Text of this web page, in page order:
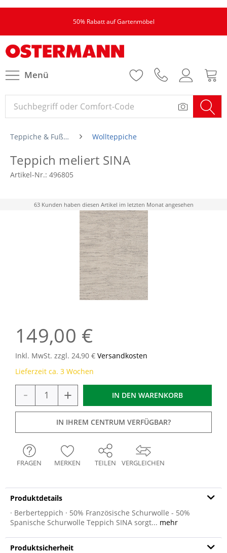
50% Rabatt auf Gartenmöbel
Menü
Teppiche & Fußmatten Wollteppiche
Teppich meliert SINA
Artikel-Nr.: 496805
63 Kunden haben diesen Artikel im letzten Monat angesehen
149,00 €
Inkl. MwSt. zzgl. 24,90 € Versandkosten
Lieferzeit ca. 3 Wochen
- + IN DEN WARENKORB
IN IHREM CENTRUM VERFÜGBAR?
VERGLEICHEN
FRAGEN MERKEN TEILEN
Produktdetails
· Berberteppich · 50% Französische Schurwolle - 50%
Spanische Schurwolle Teppich SINA sorgt... mehr
Produktsicherheit